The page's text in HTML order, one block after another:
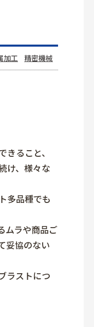
加工 精密機械
ること、
け、様々な
多品種でも
ムラや商品ご
妥協のない
ラストにつ